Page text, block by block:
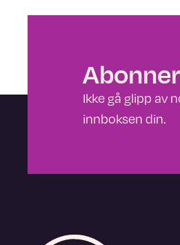
Ikke gå glipp av
innboksen din.